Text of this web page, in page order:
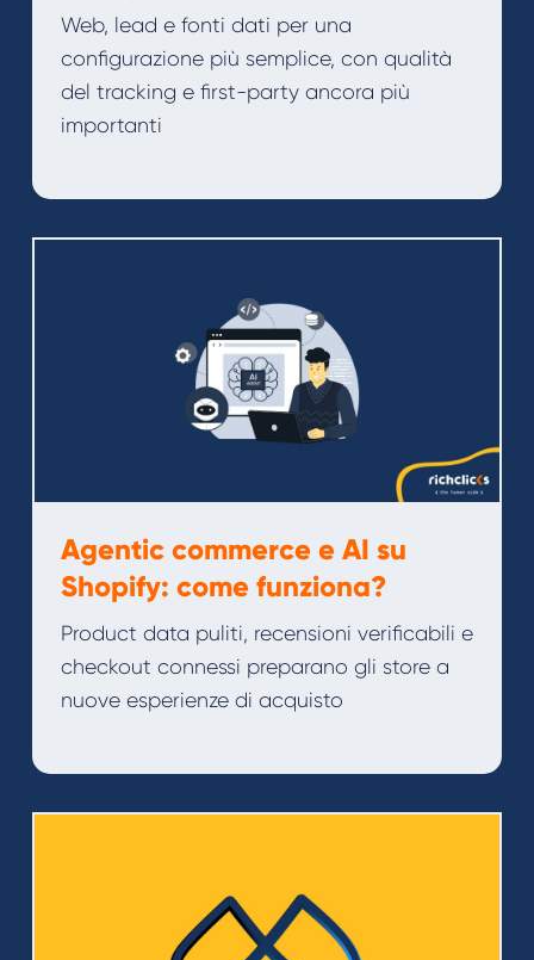
Web, lead e fonti dati per una
configurazione più semplice, con qualità
del tracking e first-party ancora più
importanti
Agentic commerce e AI su
Shopify: come funziona?
Product data puliti, recensioni verificabili e
checkout connessi preparano gli store a
nuove esperienze di acquisto